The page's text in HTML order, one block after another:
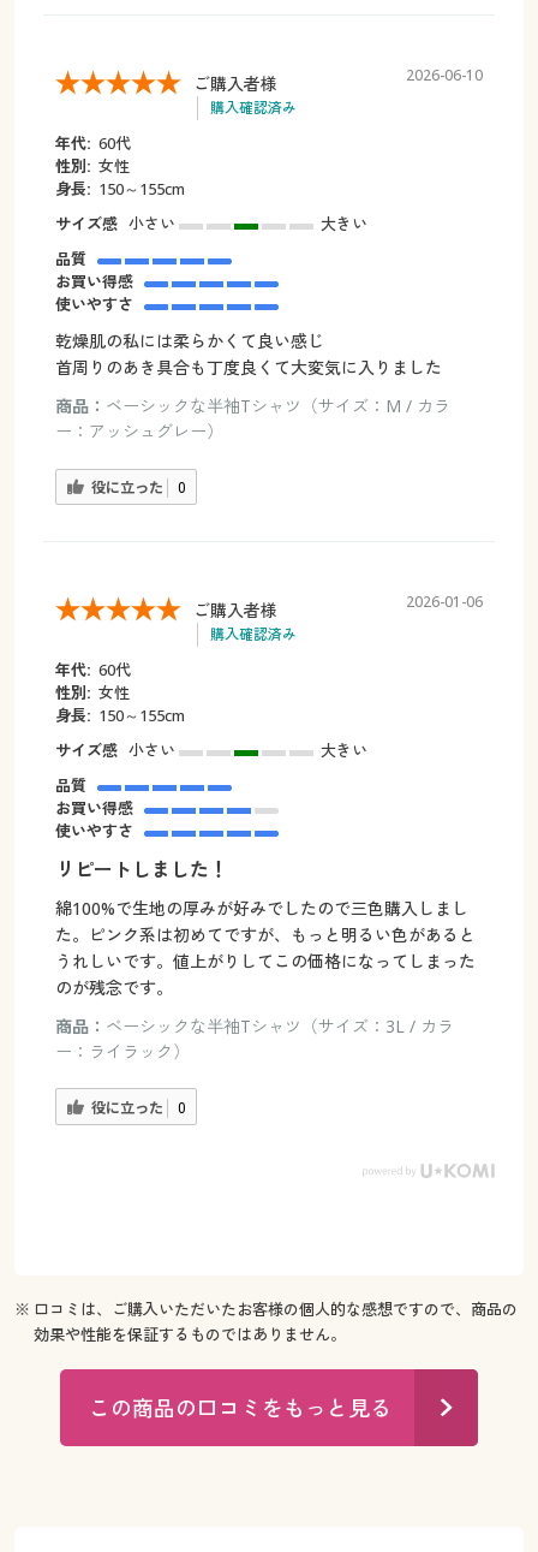
ご購入者様
購入確認済み
2026-06-10
年代: 60代
性別: 女性
身長: 150～155cm
サイズ感 小さい
大きい
品質
お買い得感
使いやすさ
乾燥肌の私には柔らかくて良い感じ
首周りのあき具合も丁度良くて大変気に入りました
商品： ベーシックな半袖Tシャツ（サイズ：M / カラ
ー：アッシュグレー）
役に立った 0
ご購入者様
購入確認済み
2026-01-06
年代: 60代
性別: 女性
身長: 150～155cm
サイズ感 小さい
大きい
品質
お買い得感
使いやすさ
リピートしました！
綿100%で生地の厚みが好みでしたので三色購入しまし
た。ピンク系は初めてですが、もっと明るい色があると
うれしいです。値上がりしてこの価格になってしまった
のが残念です。
商品： ベーシックな半袖Tシャツ（サイズ：3L / カラ
ー：ライラック）
役に立った 0
※ 口コミは、ご購入いただいたお客様の個人的な感想ですので、商品の
効果や性能を保証するものではありません。
この商品の口コミをもっと見る